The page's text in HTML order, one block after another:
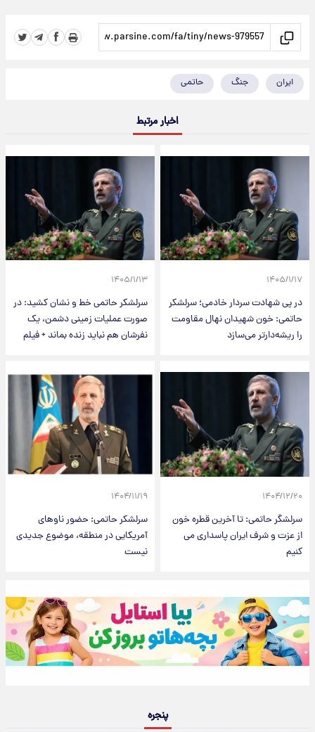
ایران جنگ حاتمی
اخبار مرتبط
۱۴۰۵/۱/۱۷
در پی شهادت سردار خادمی؛ سرلشکر
حاتمی: خون شهیدان نهال مقاومت
را ریشه‌دارتر می‌سازد
۱۴۰۵/۱/۱۳
سرلشکر حاتمی خط و نشان کشید: در
صورت عملیات زمینی دشمن، یک
نفرشان هم نباید زنده بماند + فیلم
۱۴۰۴/۱۲/۲۰
سرلشگر حاتمی: تا آخرین قطره خون
از عزت و شرف ایران پاسداری می
کنیم
۱۴۰۴/۱۱/۱۹
سرلشکر حاتمی: حضور ناو‌های
آمریکایی در منطقه، موضوع جدیدی
نیست
پنجره